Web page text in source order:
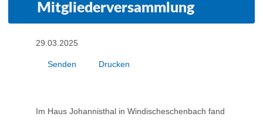
Mitgliederversammlung
29.03.2025
Senden Drucken
Im Haus Johannisthal in Windischeschenbach fand